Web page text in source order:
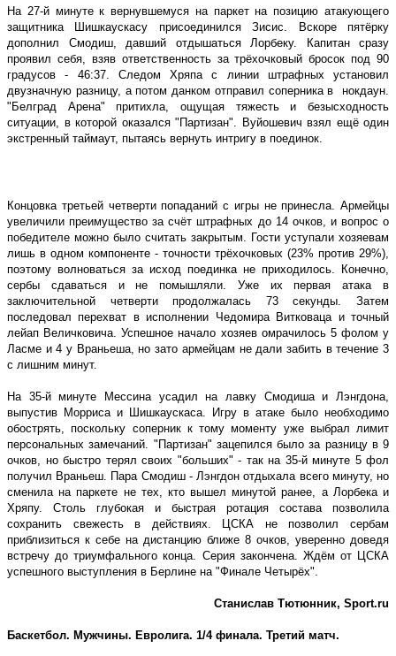
На 27-й минуте к вернувшемуся на паркет на позицию атакующего
защитника Шишкаускасу присоединился Зисис. Вскоре пятёрку
дополнил Смодиш, давший отдышаться Лорбеку. Капитан сразу
проявил себя, взяв ответственность за трёхочковый бросок под 90
градусов - 46:37. Следом Хряпа с линии штрафных установил
двузначную разницу, а потом данком отправил соперника в
нокдаун.
"Белград Арена" притихла, ощущая тяжесть и безысходность
ситуации, в которой оказался "Партизан". Вуйошевич взял ещё один
экстренный таймаут, пытаясь вернуть интригу в поединок.
Концовка третьей четверти попаданий с игры не принесла. Армейцы
увеличили преимущество за счёт штрафных до 14 очков, и вопрос о
победителе можно было считать закрытым. Гости уступали хозяевам
лишь в одном компоненте - точности трёхочковых (23% против 29%),
поэтому волноваться за исход поединка не приходилось. Конечно,
сербы сдаваться и не помышляли. Уже их первая атака в
заключительной четверти продолжалась 73 секунды. Затем
последовал перехват в исполнении Чедомира Витковаца и точный
лейап Величковича. Успешное начало хозяев омрачилось 5 фолом у
Ласме и 4 у Враньеша, но зато армейцам не дали забить в течение 3
с лишним минут.
На 35-й минуте Мессина усадил на лавку Смодиша и Лэнгдона,
выпустив Морриса и Шишкаускаса. Игру в атаке было необходимо
обострять, поскольку соперник к тому моменту уже выбрал лимит
персональных замечаний. "Партизан" зацепился было за разницу в 9
очков, но быстро терял своих "больших" - так на 35-й минуте 5 фол
получил Враньеш. Пара Смодиш - Лэнгдон отдыхала всего минуту, но
сменила на паркете не тех, кто вышел минутой ранее, а Лорбека и
Хряпу. Столь глубокая и быстрая ротация состава позволила
сохранить свежесть в действиях. ЦСКА не позволил сербам
приблизиться к себе на дистанцию ближе 8 очков, уверенно доведя
встречу до триумфального конца. Серия закончена. Ждём от ЦСКА
успешного выступления в Берлине на "Финале Четырёх".
Станислав Тютюнник, Sport.ru
Баскетбол. Мужчины. Евролига. 1/4 финала. Третий матч.